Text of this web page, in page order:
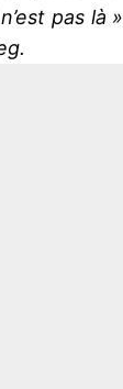
pas là »